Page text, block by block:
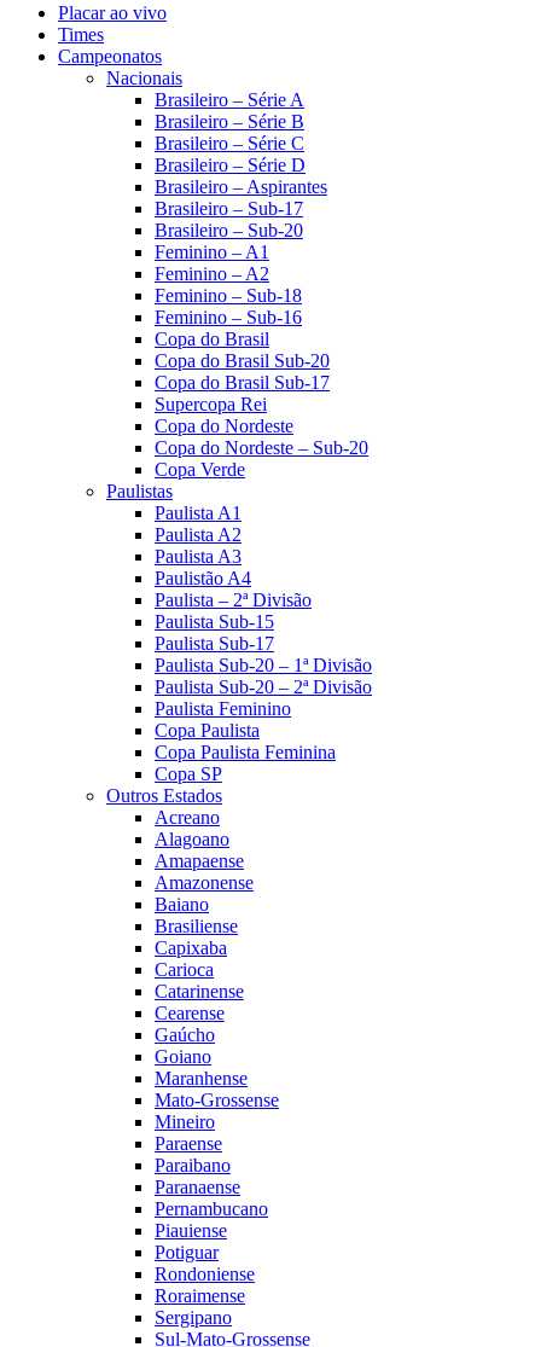
Placar ao vivo
Times
Campeonatos
Nacionais
Brasileiro – Série A
Brasileiro – Série B
Brasileiro – Série C
Brasileiro – Série D
Brasileiro – Aspirantes
Brasileiro – Sub-17
Brasileiro – Sub-20
Feminino – A1
Feminino – A2
Feminino – Sub-18
Feminino – Sub-16
Copa do Brasil
Copa do Brasil Sub-20
Copa do Brasil Sub-17
Supercopa Rei
Copa do Nordeste
Copa do Nordeste – Sub-20
Copa Verde
Paulistas
Paulista A1
Paulista A2
Paulista A3
Paulistão A4
Paulista – 2ª Divisão
Paulista Sub-15
Paulista Sub-17
Paulista Sub-20 – 1ª Divisão
Paulista Sub-20 – 2ª Divisão
Paulista Feminino
Copa Paulista
Copa Paulista Feminina
Copa SP
Outros Estados
Acreano
Alagoano
Amapaense
Amazonense
Baiano
Brasiliense
Capixaba
Carioca
Catarinense
Cearense
Gaúcho
Goiano
Maranhense
Mato-Grossense
Mineiro
Paraense
Paraibano
Paranaense
Pernambucano
Piauiense
Potiguar
Rondoniense
Roraimense
Sergipano
Sul-Mato-Grossense